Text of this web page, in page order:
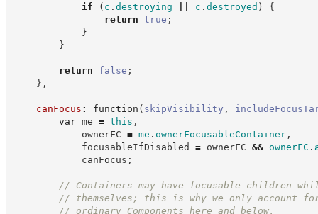
if
( c . destroying c . destroyed )
{
return true ;
}
}
return false ;
} ,
canFocus : function ( skipVisibility ,
var me = this ,
ownerFC = me . ownerFocusableContainer,
focusableIfDisabled = ownerFC && ownerFC .
canFocus ;
// Containers may have focusable children
// themselves; this is why we only account
// ordinary Components here and below.